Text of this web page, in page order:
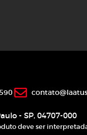
- SP, 04707-000
deve ser